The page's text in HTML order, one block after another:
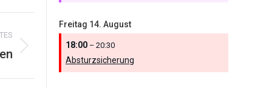
Freitag 14. August
18:00 – 20:30
Absturzsicherung